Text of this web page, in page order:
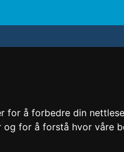
for å forbedre din
for å forstå hvor våre